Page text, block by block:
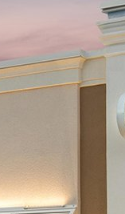
por los
de Scientology
Introductorias
Introductorias
Las
Los
La